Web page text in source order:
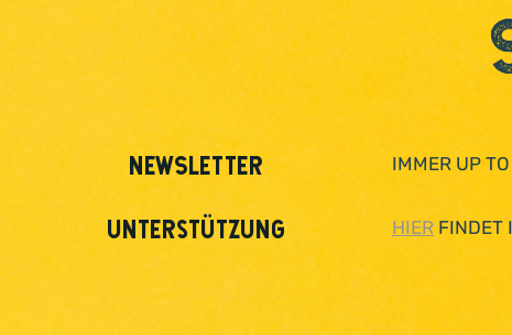
NEWSLETTER IMMER UP
Unterstützung HIER FINDET